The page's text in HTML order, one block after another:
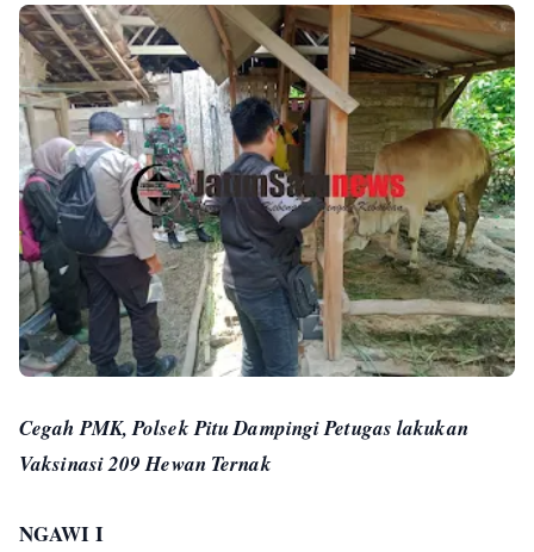
Cegah PMK, Polsek Pitu Dampingi Petugas lakukan
Vaksinasi 209 Hewan Ternak
NGAWI I